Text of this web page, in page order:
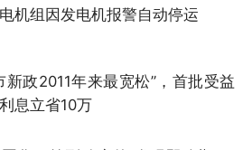
机组因发电机报警自动停运
新政2011年来最宽松”，首批受益
息立省10万